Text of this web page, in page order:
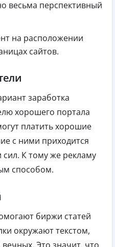
весьма перспективный
на расположении
сайтов.
заработка
хорошего портала
платить хорошие
с ними приходится
К тому же рекламу
способом.
биржи статей
окружают текстом,